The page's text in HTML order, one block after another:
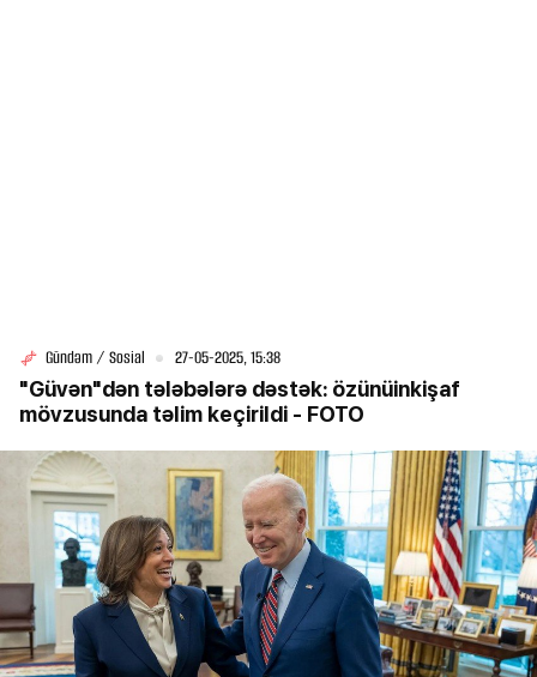
Gündəm / Sosial 27-05-2025, 15:38
"Güvən"dən tələbələrə dəstək: özünüinkişaf
mövzusunda təlim keçirildi - FOTO